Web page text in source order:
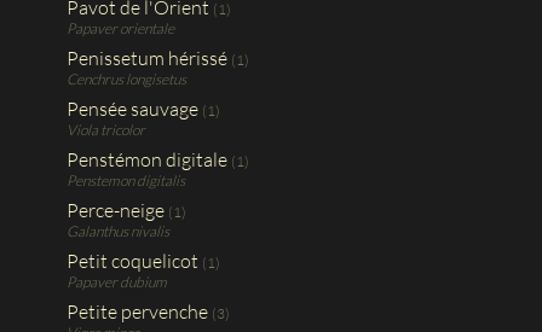
Pavot de l'Orient (1)
Papaver orientale
Penissetum hérissé (1)
Cenchrus longisetus
Pensée sauvage (1)
Viola tricolor
Penstémon digitale (1)
Penstemon digitalis
Perce-neige (1)
Galanthus nivalis
Petit coquelicot (1)
Papaver dubium
Petite pervenche (3)